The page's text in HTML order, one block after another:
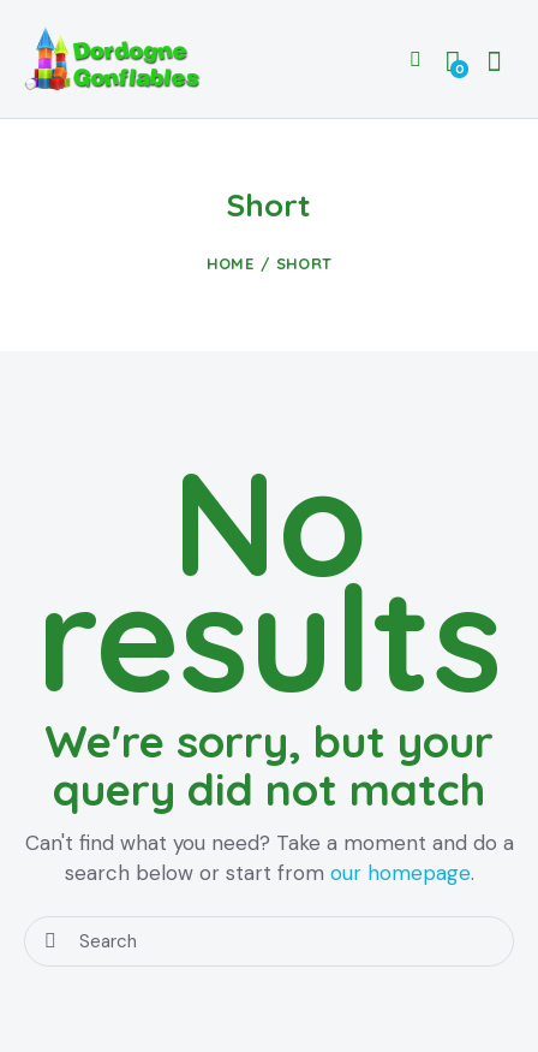
0
Short
HOME SHORT
No
results
We're sorry, but your
query did not match
Can't find what you need? Take a moment and do a
search below or start from our homepage.